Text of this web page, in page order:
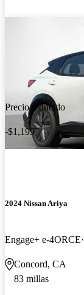
Precio reducido
-$1,199
2024 Nissan Ariya
Engage+ e-4ORCE
Concord, CA
83 millas